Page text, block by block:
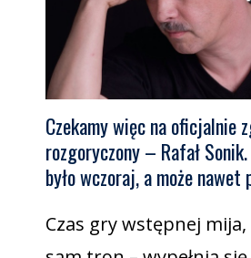
Czekamy więc na oficjalnie
rozgoryczony – Rafał
było wczoraj, a może
Czas gry wstępnej